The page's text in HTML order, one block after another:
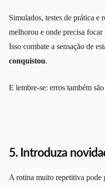
Simulados, testes de prática e
melhorou e onde precisa focar
Isso combate a sensação de
conquistou.
E lembre-se: erros também
5. Introduza
A rotina muito repetitiva pode